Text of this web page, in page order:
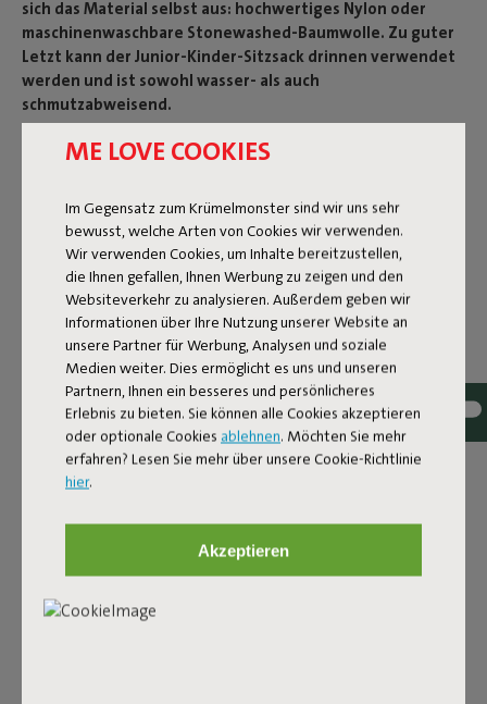
ME LOVE COOKIES
Im Gegensatz zum Krümelmonster sind wir uns sehr
bewusst, welche Arten von Cookies wir verwenden.
Wir verwenden Cookies, um Inhalte bereitzustellen,
die Ihnen gefallen, Ihnen Werbung zu zeigen und den
Websiteverkehr zu analysieren. Außerdem geben wir
Informationen über Ihre Nutzung unserer Website an
unsere Partner für Werbung, Analysen und soziale
Medien weiter. Dies ermöglicht es uns und unseren
Partnern, Ihnen ein besseres und persönlicheres
Erlebnis zu bieten. Sie können alle Cookies akzeptieren
oder optionale Cookies ablehnen. Möchten Sie mehr
erfahren? Lesen Sie mehr über unsere Cookie-Richtlinie
hier.
Akzeptieren
sich das Material selbst aus: hochwertiges Nylon oder
maschinenwaschbare Stonewashed-Baumwolle. Zu guter
Letzt kann der Junior-Kinder-Sitzsack drinnen verwendet
werden und ist sowohl wasser- als auch
schmutzabweisend.
Produktname
Produkteigenschaften
Benutzerinformation
Reviews: 4.3 / 5 (23 reviews)
Unsere Produkte bei Ihnen zu
Taggen Sie @fatboy_original oder verwenden Sie den
Hashtag #fatboyoriginal, um hier geteilt zu werden